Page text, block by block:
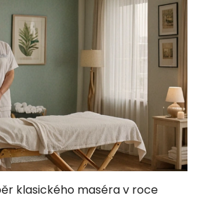
klasického maséra v roce